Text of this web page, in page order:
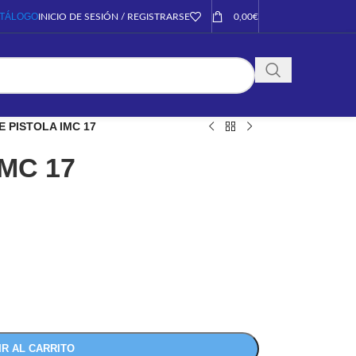
INICIO DE SESIÓN / REGISTRARSE 0,00€
PISTOLA IMC 17
17
AL CARRITO